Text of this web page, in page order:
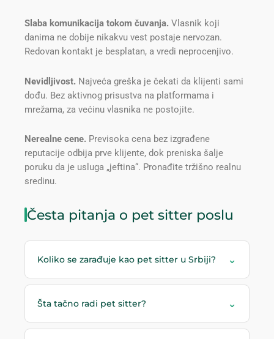
Slaba komunikacija tokom čuvanja. Vlasnik koji
danima ne dobije nikakvu vest postaje nervozan.
Redovan kontakt je besplatan, a vredi neprocenjivo.
Nevidljivost. Najveća greška je čekati da klijenti sami
dođu. Bez aktivnog prisustva na platformama i
mrežama, za većinu vlasnika ne postojite.
Nerealne cene. Previsoka cena bez izgrađene
reputacije odbija prve klijente, dok preniska šalje
poruku da je usluga „jeftina“. Pronađite tržišno realnu
sredinu.
Česta pitanja o pet sitter poslu
Koliko se zarađuje kao pet sitter u Srbiji? ⌄
Šta tačno radi pet sitter? ⌄